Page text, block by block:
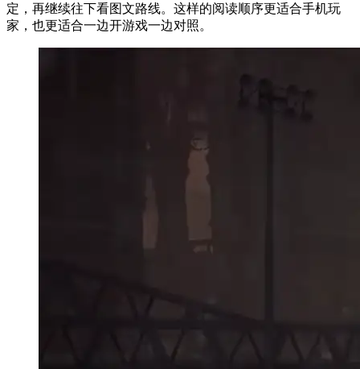
定，再继续往下看图文路线。这样的阅读顺序更适合手机玩
家，也更适合一边开游戏一边对照。